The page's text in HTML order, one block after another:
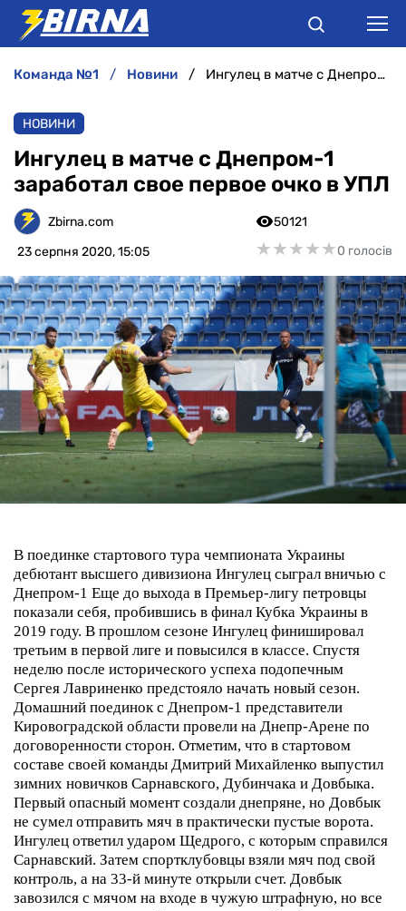
АНАЛІТИКА
ІНТЕРВ'Ю
РІЗНЕ
БУКМЕКЕРИ
команда №1 новини Ингулец в матче с Днепром-1 заработал свое первое очко в УПЛ
НОВИНИ
Ингулец в матче с Днепром-1
заработал свое первое очко в УПЛ
Zbirna.com
23 серпня 2020, 15:05
50121
★★★★★
★★★★★0 голосів
В поединке стартового тура чемпионата Украины
дебютант высшего дивизиона Ингулец сыграл вничью с
Днепром-1 Еще до выхода в Премьер-лигу петровцы
показали себя, пробившись в финал Кубка Украины в
2019 году. В прошлом сезоне Ингулец финишировал
третьим в первой лиге и повысился в классе. Спустя
неделю после исторического успеха подопечным
Сергея Лавриненко предстояло начать новый сезон.
Домашний поединок с Днепром-1 представители
Кировоградской области провели на Днепр-Арене по
договоренности сторон. Отметим, что в стартовом
составе своей команды Дмитрий Михайленко выпустил
зимних новичков Сарнавского, Дубинчака и Довбыка.
Первый опасный момент создали днепряне, но Довбык
не сумел отправить мяч в практически пустые ворота.
Ингулец ответил ударом Щедрого, с которым справился
Сарнавский. Затем спортклубовцы взяли мяч под свой
контроль, а на 33-й минуте открыли счет. Довбык
завозился с мячом на входе в чужую штрафную, но все